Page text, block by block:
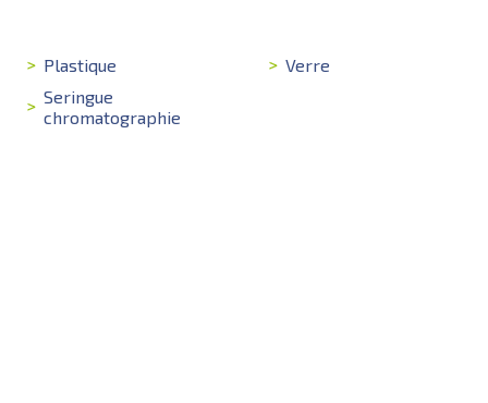
Plastique
Seringue
chromatographie
Verre